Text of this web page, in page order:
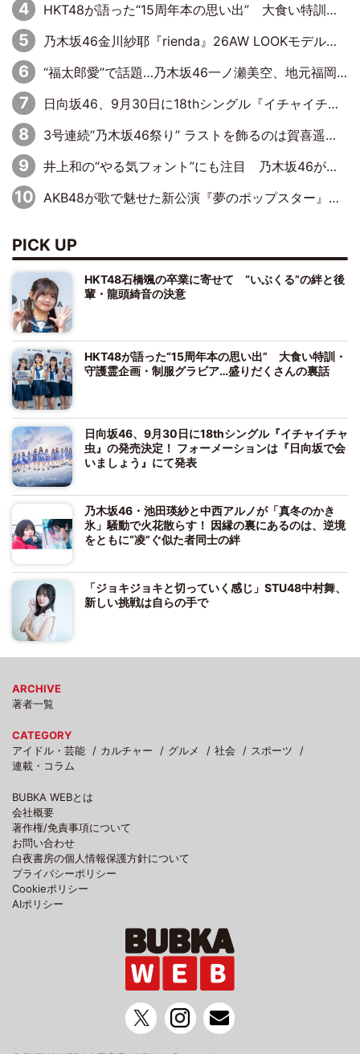
HKT48が語った“15周年本の思い出” 大食い特訓・守護霊企画・制服グラビア…盛りだくさんの裏話
乃木坂46金川紗耶『rienda』26AW LOOKモデルに就任
“福太郎愛”で話題…乃木坂46一ノ瀬美空、地元福岡『めんべい25周年トップサポーター』に就任
日向坂46、9月30日に18thシングル『イチャイチャ虫』の発売決定！ フォーメーションは『日向坂で会いましょう』にて発表
3号連続“乃木坂46祭り” ラストを飾るのは賀喜遥香…5年ぶりの登場に「5年分大人になった私を見ていただけたら」
井上和の“やる気フォント”にも注目 乃木坂46が挑んだ書道パフォーマンスの舞台裏
AKB48が歌で魅せた新公演『夢のポップスター』 初日から全身全霊のステージ
PICK UP
HKT48石橋颯の卒業に寄せて “いぶくる”の絆と後
輩・龍頭綺音の決意
HKT48が語った“15周年本の思い出” 大食い特訓・
守護霊企画・制服グラビア…盛りだくさんの裏話
日向坂46、9月30日に18thシングル『イチャイチャ
虫』の発売決定！ フォーメーションは『日向坂で会
いましょう』にて発表
乃木坂46・池田瑛紗と中西アルノが「真冬のかき
氷」騒動で火花散らす！ 因縁の裏にあるのは、逆境
をともに“凌”ぐ似た者同士の絆
「ジョキジョキと切っていく感じ」STU48中村舞、
新しい挑戦は自らの手で
ARCHIVE
著者一覧
CATEGORY
アイドル・芸能
カルチャー グルメ 社会
スポーツ
連載・コラム
BUBKA WEBとは
会社概要
著作権/免責事項について
お問い合わせ
白夜書房の個人情報保護方針について
プライバシーポリシー
Cookieポリシー
AIポリシー